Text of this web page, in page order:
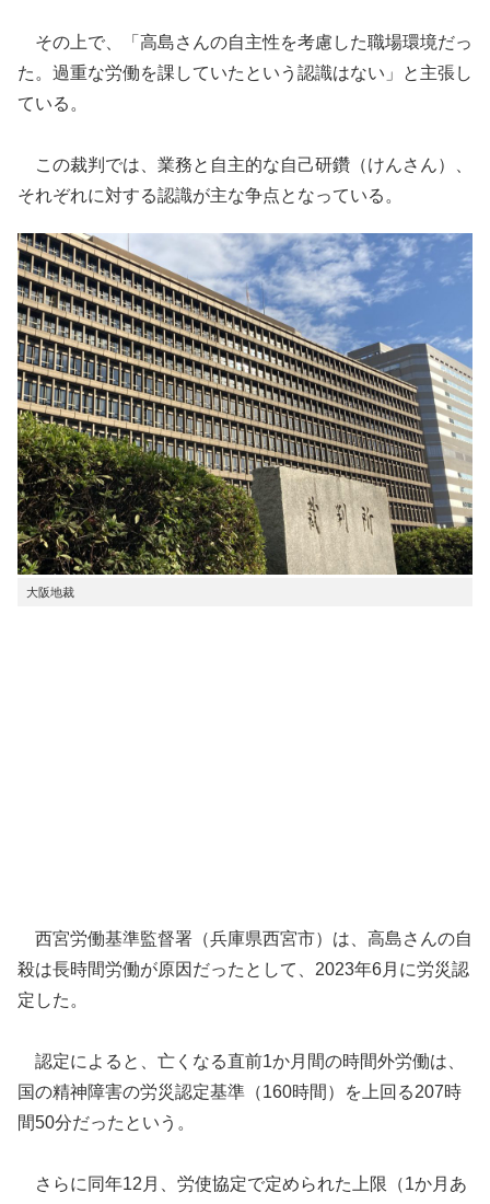
その上で、「高島さんの自主性を考慮した職場環境だっ
た。過重な労働を課していたという認識はない」と主張し
ている。
この裁判では、業務と自主的な自己研鑽（けんさん）、
それぞれに対する認識が主な争点となっている。
大阪地裁
西宮労働基準監督署（兵庫県西宮市）は、高島さんの自
殺は長時間労働が原因だったとして、2023年6月に労災認
定した。
認定によると、亡くなる直前1か月間の時間外労働は、
国の精神障害の労災認定基準（160時間）を上回る207時
間50分だったという。
さらに同年12月、労使協定で定められた上限（1か月あ